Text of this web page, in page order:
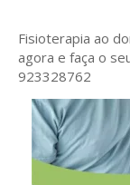
Fisioterapia ao
agora e faça o
923328762